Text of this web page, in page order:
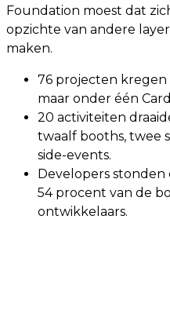
Foundation moest dat
opzichte van andere
maken.
76 projecten kregen
maar onder één
20 activiteiten
twaalf booths, twee
side-events.
Developers stonden
54 procent van de
ontwikkelaars.